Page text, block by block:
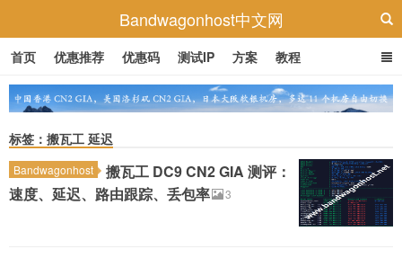
Bandwagonhost中文网
首页 优惠推荐 优惠码 测试IP 方案 教程
标签：搬瓦工 延迟
Bandwagonhost
搬瓦工 DC9 CN2 GIA 测评：
速度、延迟、路由跟踪、丢包率
3